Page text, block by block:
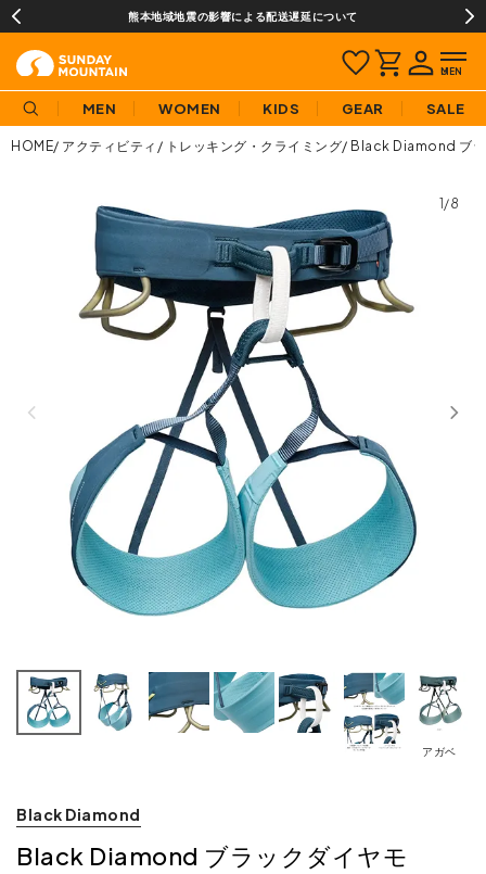
熊本地域地震の影響による配送遅延について
MEN WOMEN KIDS GEAR SALE
HOME アクティビティ トレッキング・クライミング Black Diamond ブラ
1/8
アガベ
Black Diamond
Black Diamond ブラックダイヤモ